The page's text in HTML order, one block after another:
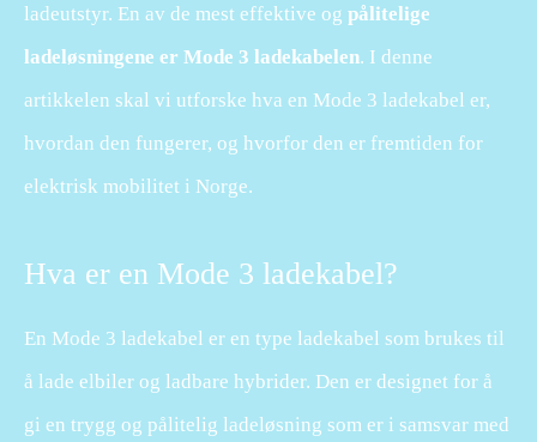
ladeutstyr. En av de mest effektive og pålitelige
ladeløsningene er Mode 3 ladekabelen. I denne
artikkelen skal vi utforske hva en Mode 3 ladekabel er,
hvordan den fungerer, og hvorfor den er fremtiden for
elektrisk mobilitet i Norge.
Hva er en Mode 3 ladekabel?
En Mode 3 ladekabel er en type ladekabel som brukes til
å lade elbiler og ladbare hybrider. Den er designet for å
gi en trygg og pålitelig ladeløsning som er i samsvar med